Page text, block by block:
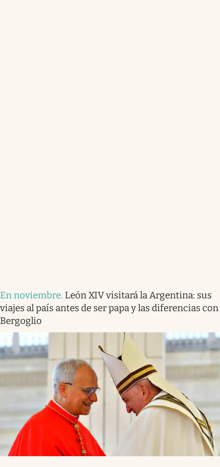
En noviembre. León XIV visitará la Argentina: sus
viajes al país antes de ser papa y las diferencias con
Bergoglio